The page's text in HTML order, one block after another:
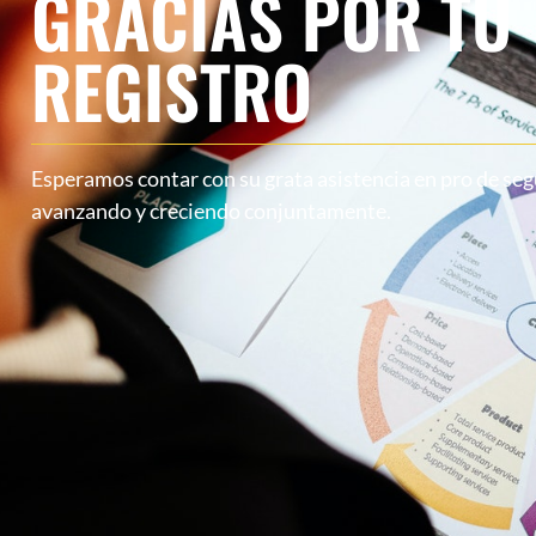
REGISTRO
Esperamos contar con su grata asistencia en pro de
avanzando y creciendo conjuntamente.